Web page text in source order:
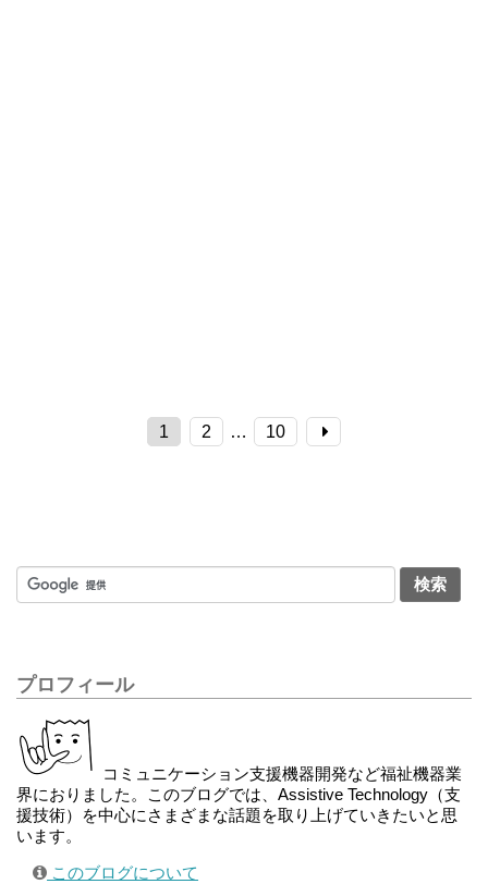
1 2 … 10
プロフィール
コミュニケーション支援機器開発など福祉機器業
界におりました。このブログでは、Assistive Technology（支
援技術）を中心にさまざまな話題を取り上げていきたいと思
います。
このブログについて